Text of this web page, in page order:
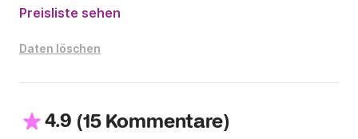
Bedingungen
Obligatorische Extras Kraftstoffverbrauch: Hängt
bis 45 Euro pro Tag
Preisliste sehen
Daten löschen
4.9 (15 Kommentare)